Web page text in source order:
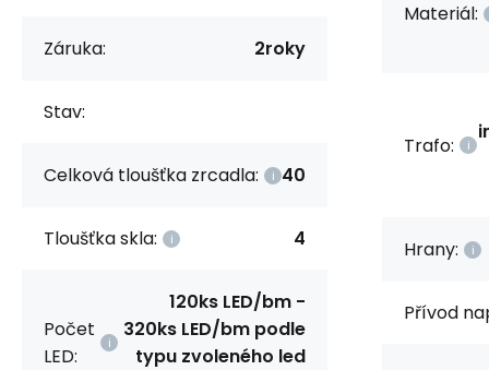
Záruka: 2roky
Stav:
Celková tloušťka zrcadla: 40
Tloušťka skla: 4
Počet
LED:
120ks LED/bm -
320ks LED/bm podle
typu zvoleného led
Materiál:
Trafo:
Hrany:
Přívod